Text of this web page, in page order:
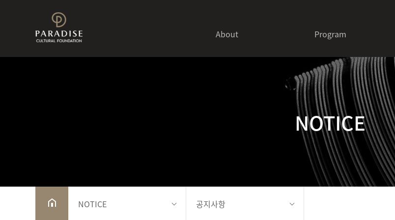
About Program
- PAL LINK
- PAL FESTIVAL
- PAL WORKSHOP
- ASIAN POP FESTIVAL
NOTICE
NOTICE 공지사항